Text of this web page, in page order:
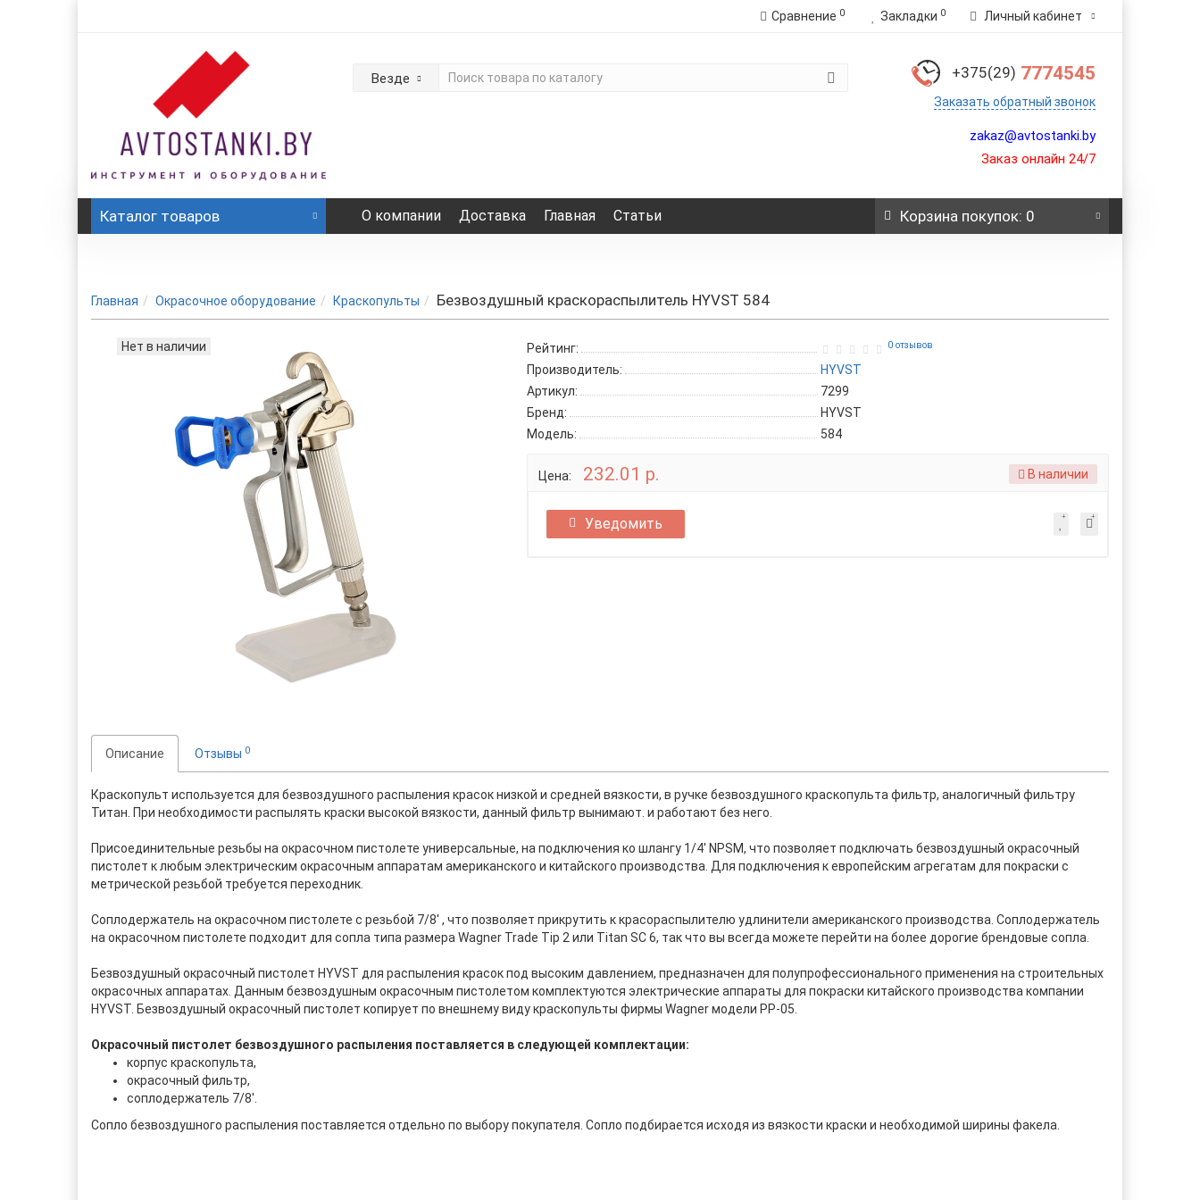
Сравнение 0 Закладки 0 Личный кабинет
Везде +375(29) 7774545
Заказать обратный звонок
zakaz@avtostanki.by
Заказ онлайн 24/7
Каталог товаров О компании Доставка Главная Статьи Корзинапокупок: 0
Главная Окрасочное оборудование Краскопульты Безвоздушный краскораспылитель HYVST 584
Нет в наличии Рейтинг: 0 отзывов
Производитель:
HYVST
Артикул:
7299
Бренд:
HYVST
Модель:
584
Цена: 232.01 р. В наличии
Уведомить
Описание Отзывы 0
Краскопульт используется для безвоздушного распыления красок низкой и средней вязкости, в ручке безвоздушного краскопульта фильтр, аналогичный фильтру
Титан. При необходимости распылять краски высокой вязкости, данный фильтр вынимают. и работают без него.
Присоединительные резьбы на окрасочном пистолете универсальные, на подключения ко шлангу 1/4' NPSM, что позволяет подключать безвоздушный окрасочный
пистолет к любым электрическим окрасочным аппаратам американского и китайского производства. Для подключения к европейским агрегатам для покраски с
метрической резьбой требуется переходник.
Соплодержатель на окрасочном пистолете с резьбой 7/8' , что позволяет прикрутить к красораспылителю удлинители американского производства. Соплодержатель
на окрасочном пистолете подходит для сопла типа размера Wagner Trade Tip 2 или Titan SC 6, так что вы всегда можете перейти на более дорогие брендовые сопла.
Безвоздушный окрасочный пистолет HYVST для распыления красок под высоким давлением, предназначен для полупрофессионального применения на строительных
окрасочных аппаратах. Данным безвоздушным окрасочным пистолетом комплектуются электрические аппараты для покраски китайского производства компании
HYVST. Безвоздушный окрасочный пистолет копирует по внешнему виду краскопульты фирмы Wagner модели PP-05.
Окрасочный пистолет безвоздушного распыления поставляется в следующей комплектации:
корпус краскопульта,
окрасочный фильтр,
соплодержатель 7/8'.
Сопло безвоздушного распыления поставляется отдельно по выбору покупателя. Сопло подбирается исходя из вязкости краски и необходимой ширины факела.